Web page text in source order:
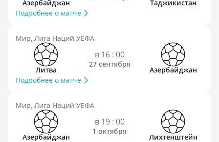
Азербайджан
Таджикистан
Подробнее о матче
Мир, Лига Наций УЕФА
Литва
в 16 : 00
27 сентября
Азербайджан
Подробнее о матче
Мир, Лига Наций УЕФА
Азербайджан
в 19 : 00
1 октября
Лихтенштейн